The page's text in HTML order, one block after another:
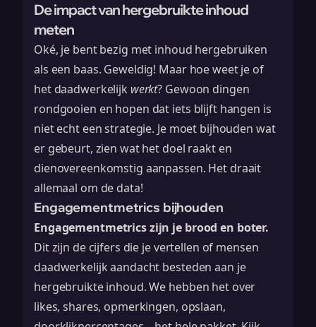
De impact van hergebruikte inhoud
meten
Oké, je bent bezig met inhoud hergebruiken
als een baas. Geweldig! Maar hoe weet je of
het daadwerkelijk werkt? Gewoon dingen
rondgooien en hopen dat iets blijft hangen is
niet echt een strategie. Je moet bijhouden wat
er gebeurt, zien wat het doel raakt en
dienovereenkomstig aanpassen. Het draait
allemaal om de data!
Engagementmetrics bijhouden
Engagementmetrics zijn je brood en boter.
Dit zijn de cijfers die je vertellen of mensen
daadwerkelijk aandacht besteden aan je
hergebruikte inhoud. We hebben het over
likes, shares, opmerkingen, opslaan,